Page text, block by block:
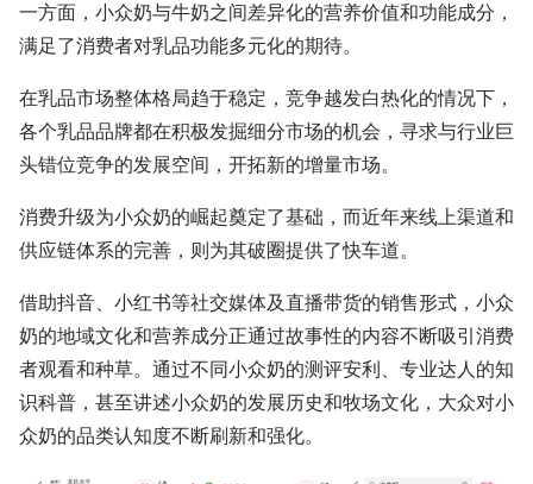
一方面，小众奶与牛奶之间差异化的营养价值和功能成分，
满足了消费者对乳品功能多元化的期待。
在乳品市场整体格局趋于稳定，竞争越发白热化的情况下，
各个乳品品牌都在积极发掘细分市场的机会，寻求与行业巨
头错位竞争的发展空间，开拓新的增量市场。
消费升级为小众奶的崛起奠定了基础，而近年来线上渠道和
供应链体系的完善，则为其破圈提供了快车道。
借助抖音、小红书等社交媒体及直播带货的销售形式，小众
奶的地域文化和营养成分正通过故事性的内容不断吸引消费
者观看和种草。通过不同小众奶的测评安利、专业达人的知
识科普，甚至讲述小众奶的发展历史和牧场文化，大众对小
众奶的品类认知度不断刷新和强化。